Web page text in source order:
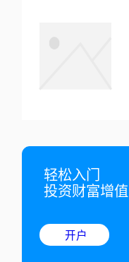
轻松入门
投资财富增值
开户